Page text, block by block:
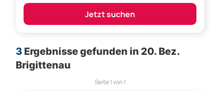
Jetzt suchen
3 Ergebnisse gefunden in 20. Bez.
Brigittenau
Seite1von1